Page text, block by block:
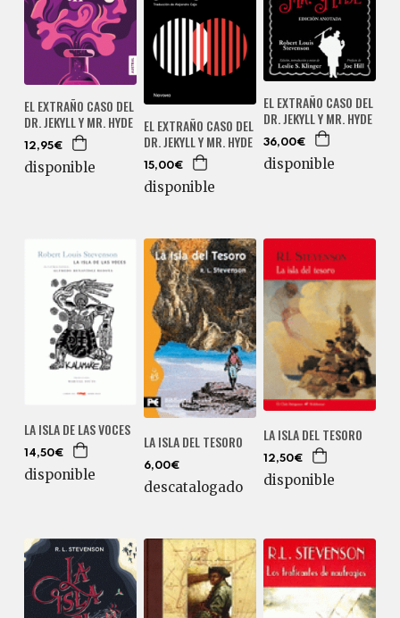
EL EXTRAÑO CASO DEL
DR. JEKYLL Y MR. HYDE
12,95€
disponible
EL EXTRAÑO CASO DEL
DR. JEKYLL Y MR. HYDE
15,00€
disponible
EL EXTRAÑO CASO DEL
DR. JEKYLL Y MR. HYDE
36,00€
disponible
LA ISLA DE LAS VOCES
14,50€
disponible
LA ISLA DEL TESORO
6,00€
descatalogado
LA ISLA DEL TESORO
12,50€
disponible